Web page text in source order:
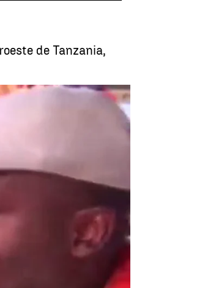
de Tanzania,
21 de septiembre | antena3.com